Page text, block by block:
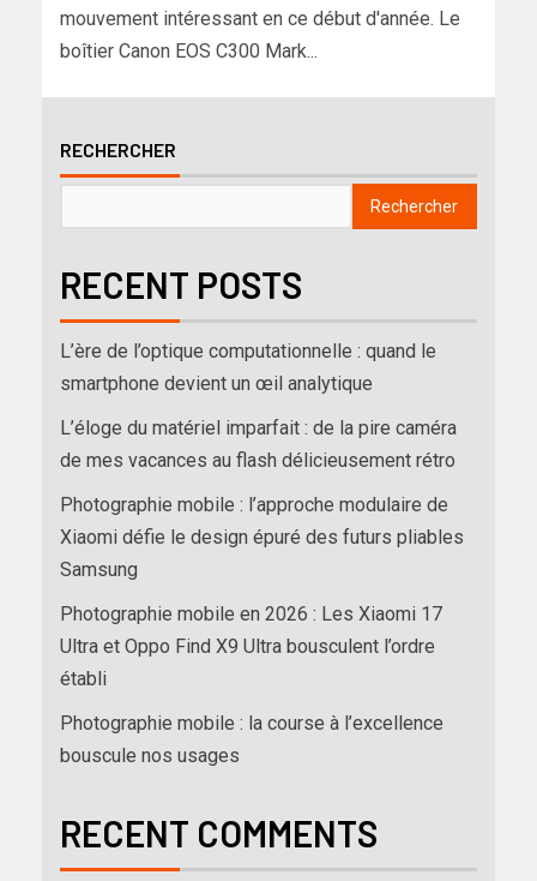
mouvement intéressant en ce début d'année. Le
boîtier Canon EOS C300 Mark...
RECHERCHER
Rechercher
RECENT POSTS
L’ère de l’optique computationnelle : quand le
smartphone devient un œil analytique
L’éloge du matériel imparfait : de la pire caméra
de mes vacances au flash délicieusement rétro
Photographie mobile : l’approche modulaire de
Xiaomi défie le design épuré des futurs pliables
Samsung
Photographie mobile en 2026 : Les Xiaomi 17
Ultra et Oppo Find X9 Ultra bousculent l’ordre
établi
Photographie mobile : la course à l’excellence
bouscule nos usages
RECENT COMMENTS